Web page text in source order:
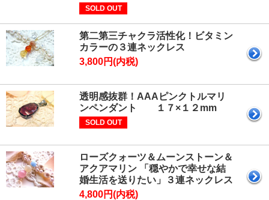
SOLD OUT
第二第三チャクラ活性化！ビタミン
カラーの３連ネックレス
3,800円(内税)
透明感抜群！AAAピンクトルマリ
ンペンダント １７×１２mm
SOLD OUT
ローズクォーツ＆ムーンストーン＆
アクアマリン 「穏やかで幸せな結
婚生活を送りたい」３連ネックレス
4,800円(内税)